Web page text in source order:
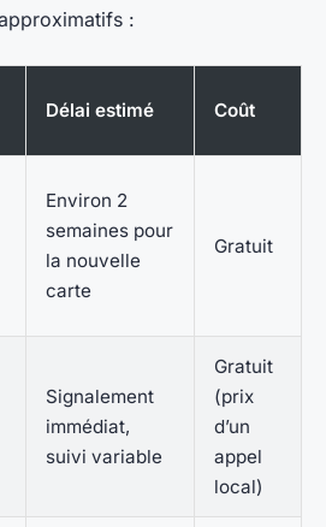
:
Délai estimé Coût
Environ 2
semaines pour
la nouvelle
carte
Gratuit
Signalement
immédiat,
suivi variable
Gratuit
(prix
d’un
appel
local)